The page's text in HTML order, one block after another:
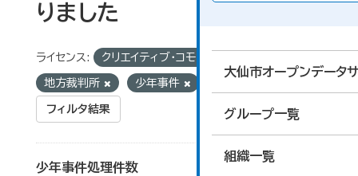
大仙市オープンデータ
グループ一覧
組織一覧
りました
ライセンス: クリエイティブ・コモンズ 表示
地方裁判所 少年事件
フィルタ結果
少年事件処理件数